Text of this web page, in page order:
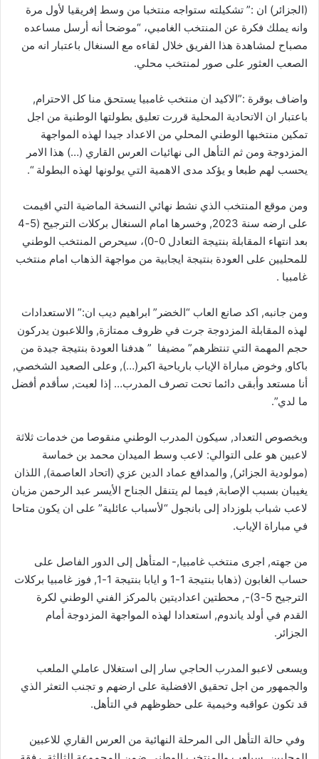
(الجزائر) ان :” تشكيلته ستواجه منتخبا من وسط إفريقيا لأول مرة
وانه يملك فكرة عن المنتخب الغامبي، “موضحا أنه أرسل مساعده
مصباح لمشاهدة هذا الفريق خلال لقاءه مع السنغال باعتبار انه من
الصعب العثور على صور لمنتخب محلي.
واضاف بوقرة :”الاكيد ان منتخب غامبيا يستحق منا كل الاحترام,
باعتبار ان الاتحادية المحلية قررت تعليق بطولتها الوطنية من اجل
تمكين منتخبها الوطني المحلي من الاعداد جيدا لهذه المواجهة
المزدوجة ومن ثم التأهل الى نهائيات العرس القاري (…) هذا الامر
يحسب لهم طبعا و يؤكد مدى الاهمية التي يولونها لهذه البطولة “.
ومن موقع المنتخب الذي نشط نهائي النسخة الماضية التي اقيمت
على ارضه سنة 2023, وخسرها امام السنغال بركلات الترجيح (5-4
بعد انتهاء المقابلة بنتيجة التعادل 0-0)، سيحرص المنتخب الوطني
للمحليين على العودة بنتيجة ايجابية من مواجهة الذهاب امام منتخب
غامبيا .
ومن جانبه, اكد صانع العاب “الخضر” ابراهيم ديب ان:” الاستعدادات
لهذه المقابلة المزدوجة جرت في ظروف ممتازة, واللاعبون يدركون
حجم المهمة التي تنتظرهم” مضيفا ” هدفنا العودة بنتيجة جيدة من
باكاو, وخوض مباراة الإياب بارياحية اكبر(…), وعلى الصعيد الشخصي,
أنا مستعد وأبقى دائما تحت تصرف المدرب… إذا لعبت, سأقدم أفضل
ما لدي”.
وبخصوص التعداد, سيكون المدرب الوطني منقوصا من خدمات ثلاثة
لاعبين هو على التوالي: لاعب وسط الميدان محمد بن خماسة
(مولودية الجزائر), والمدافع عماد الدين عزي (اتحاد العاصمة), اللذان
يغيبان بسبب الإصابة, فيما لم يتنقل الجناح الأيسر عبد الرحمن مزيان
لاعب شباب بلوزداد إلى بانجول “لأسباب عائلية” على ان يكون متاحا
في مباراة الإياب.
من جهته, اجرى منتخب غامبيا,- المتأهل إلى الدور الفاصل على
حساب الغابون (ذهابا بنتيجة 1-1 و ايابا بنتيجة 1-1, فوز غامبيا بركلات
الترجيح 5-3)-, محطتين اعداديتين بالمركز الفني الوطني لكرة
القدم في أولد ياندوم, استعدادا لهذه المواجهة المزدوجة أمام
الجزائر.
ويسعى لاعبو المدرب الحاجي سار إلى استغلال عاملي الملعب
والجمهور من اجل تحقيق الافضلية على ارضهم و تجنب التعثر الذي
قد تكون عواقبه وخيمية على حظوظهم في التأهل.
وفي حالة التأهل الى المرحلة النهائية من العرس القاري للاعبين